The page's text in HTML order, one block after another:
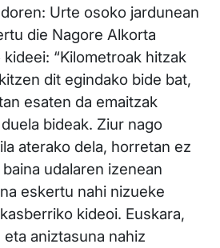
Urte osoko jardunean
die Nagore Alkorta
“Kilometroak hitzak
dit egindako bide bat,
esaten da emaitzak
bideak. Ziur nago
aterako dela, horretan ez
udalaren izenean
eskertu nahi nizueke
kideoi. Euskara,
aniztasuna nahiz